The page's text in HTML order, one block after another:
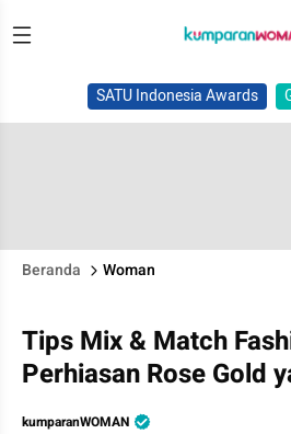
SATU Indonesia Awards
Beranda Woman
Tips Mix & Match
Perhiasan Rose Gold
kumparanWOMAN